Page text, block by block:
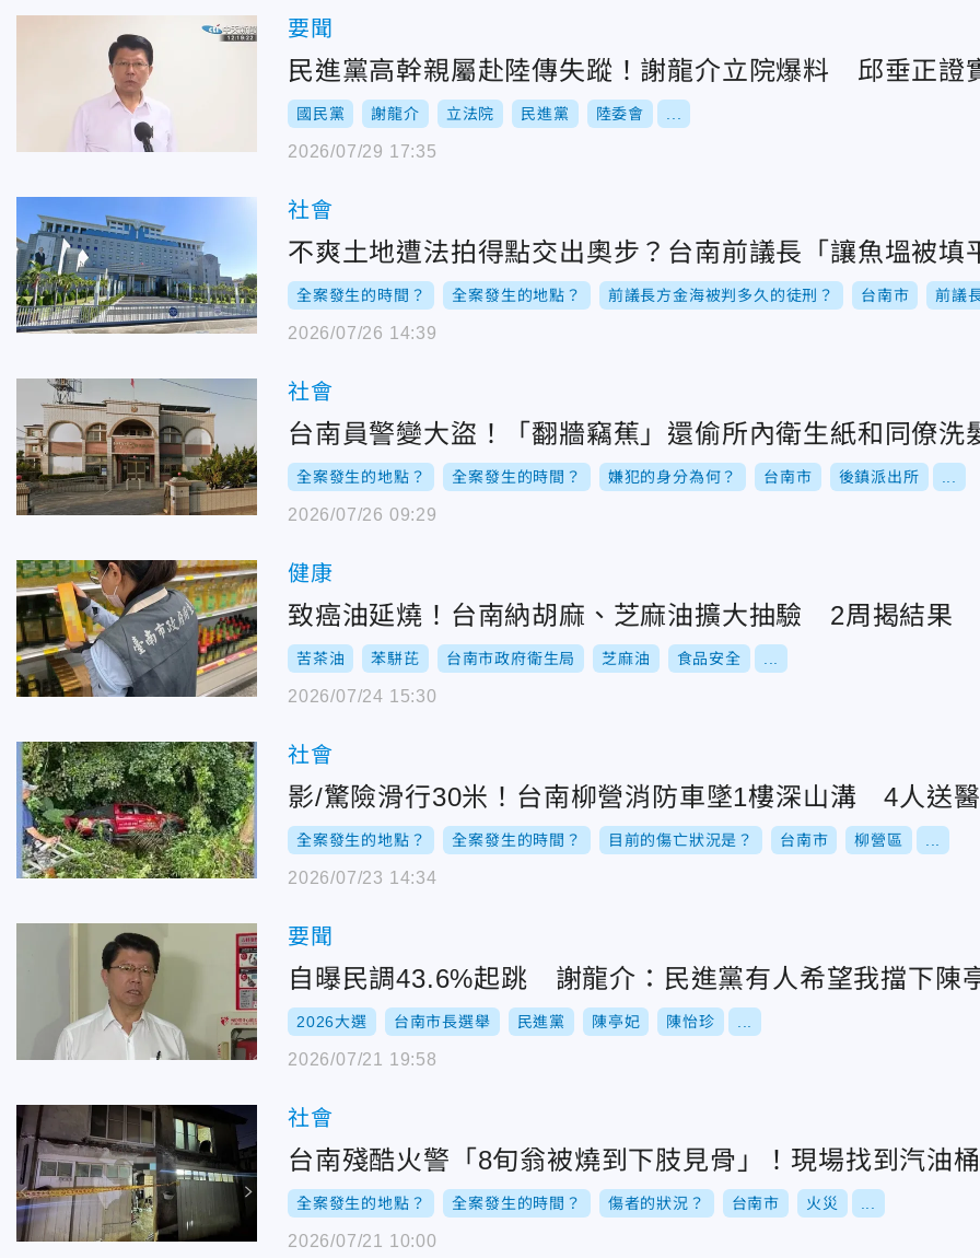
要聞
民進黨高幹親屬赴陸傳失蹤！謝龍介立院爆料 邱垂正證
國民黨 謝龍介 立法院 民進黨 陸委會
2026/07/29 17:35
社會
不爽土地遭法拍得點交出奧步？台南前議長「讓魚塭被填
全案發生的時間？ 全案發生的地點？ 前議長方金海被判多久的徒刑？ 台南市 前議
2026/07/26 14:39
社會
台南員警變大盜！「翻牆竊蕉」還偷所內衛生紙和同僚洗
全案發生的地點？ 全案發生的時間？ 嫌犯的身分為何？ 台南市 後鎮派出所
2026/07/26 09:29
健康
致癌油延燒！台南納胡麻、芝麻油擴大抽驗 2周揭結果
苦茶油 苯駢芘 台南市政府衛生局 芝麻油 食品安全
2026/07/24 15:30
社會
影/驚險滑行30米！台南柳營消防車墜1樓深山溝 4人送醫
全案發生的地點？ 全案發生的時間？ 目前的傷亡狀況是？ 台南市 柳營區
2026/07/23 14:34
要聞
自曝民調43.6%起跳 謝龍介：民進黨有人希望我擋下陳
2026大選 台南市長選舉 民進黨 陳亭妃 陳怡珍
2026/07/21 19:58
社會
台南殘酷火警「8旬翁被燒到下肢見骨」！現場找到汽油桶
全案發生的地點？ 全案發生的時間？ 傷者的狀況？ 台南市 火災
2026/07/21 10:00